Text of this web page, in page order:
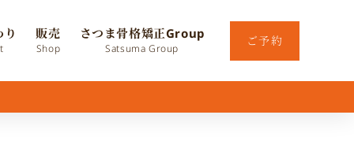
販売
Shop
さつま骨格矯正Group
Satsuma Group
ご予約